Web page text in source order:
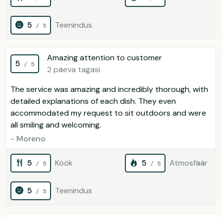
5 / 5 Teenindus
5 / 5
Amazing attention to customer
2 päeva tagasi
The service was amazing and incredibly thorough, with
detailed explanations of each dish. They even
accommodated my request to sit outdoors and were
all smiling and welcoming.
- Moreno
5 / 5 Köök 5 / 5 Atmosfäär
5 / 5 Teenindus